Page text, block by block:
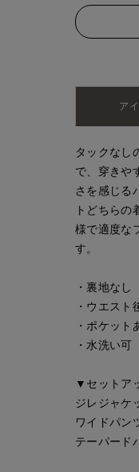
ア
タックなし
で、穿きや
さを感じる
トどちら
様で適度な
す。
・裏地なし
・ウエスト
・ポケット
・水洗い可
▼セットア
ジレジャケ
ワイドパン
テーパード